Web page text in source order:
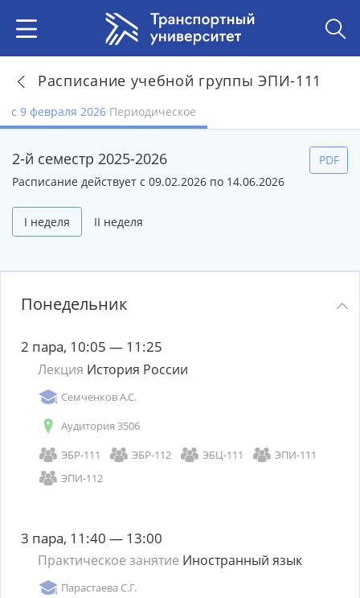
Расписание учебной группы ЭПИ-111
с 9 февраля 2026 Периодическое
2-й семестр 2025-2026
Расписание действует с 09.02.2026 по 14.06.2026
I неделя II неделя
PDF
Понедельник
2 пара, 10:05 — 11:25
Лекция История России
Семченков А.С.
Аудитория 3506
ЭБР-111
ЭБР-112 ЭБЦ-111
ЭПИ-111
ЭПИ-112
3 пара, 11:40 — 13:00
Практическое занятие Иностранный язык
Парастаева С.Г.